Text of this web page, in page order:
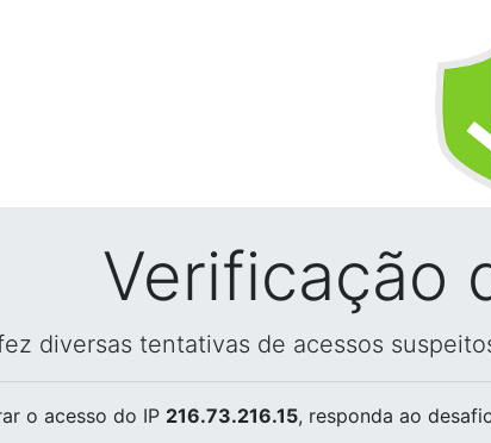
Verificação
diversas tentativas de acessos
o acesso do IP 216.73.216.15, responda ao